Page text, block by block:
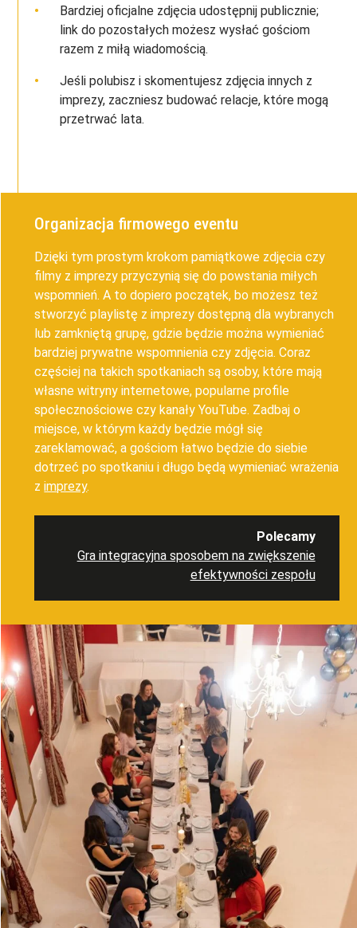
Bardziej oficjalne zdjęcia udostępnij publicznie;
link do pozostałych możesz wysłać gościom
razem z miłą wiadomością.
Jeśli polubisz i skomentujesz zdjęcia innych z
imprezy, zaczniesz budować relacje, które mogą
przetrwać lata.
Organizacja firmowego eventu
Dzięki tym prostym krokom pamiątkowe zdjęcia czy
filmy z imprezy przyczynią się do powstania miłych
wspomnień. A to dopiero początek, bo możesz też
stworzyć playlistę z imprezy dostępną dla wybranych
lub zamkniętą grupę, gdzie będzie można wymieniać
bardziej prywatne wspomnienia czy zdjęcia. Coraz
częściej na takich spotkaniach są osoby, które mają
własne witryny internetowe, popularne profile
społecznościowe czy kanały YouTube. Zadbaj o
miejsce, w którym każdy będzie mógł się
zareklamować, a gościom łatwo będzie do siebie
dotrzeć po spotkaniu i długo będą wymieniać wrażenia
zimprezy.
Polecamy
Gra integracyjna sposobem na zwiększenie
efektywności zespołu